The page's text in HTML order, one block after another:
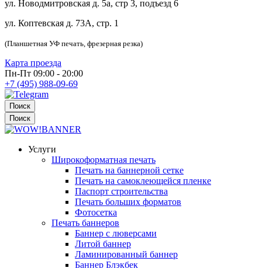
ул. Новодмитровская д. 5а, стр 3, подъезд 6
ул. Коптевская д. 73А, стр. 1
(Планшетная УФ печать, фрезерная резка)
Карта проезда
Пн-Пт 09:00 - 20:00
+7 (495) 988-09-69
Поиск
Поиск
Услуги
Широкоформатная печать
Печать на баннерной сетке
Печать на самоклеющейся пленке
Паспорт строительства
Печать больших форматов
Фотосетка
Печать баннеров
Баннер с люверсами
Литой баннер
Ламинированный баннер
Баннер Блэкбек